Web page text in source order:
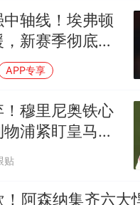
轴线！埃弗顿
新赛季彻底摆
潭
APP专享
穆里尼奥铁心
浦紧盯皇马世
贴
！阿森纳集齐六大